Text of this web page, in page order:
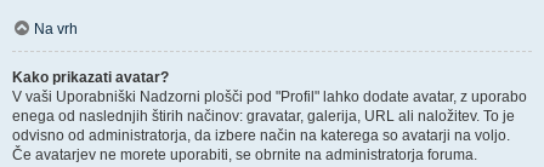
Na vrh
Kako prikazati avatar?
V vaši Uporabniški Nadzorni plošči pod "Profil" lahko dodate avatar, z uporabo
enega od naslednjih štirih načinov: gravatar, galerija, URL ali naložitev. To je
odvisno od administratorja, da izbere način na katerega so avatarji na voljo.
Če avatarjev ne morete uporabiti, se obrnite na administratorja foruma.